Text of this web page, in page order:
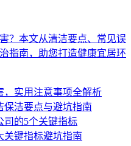
？本文从清洁要点、常见误
指南，助您打造健康宜居环
，实用注意事项全解析
保洁要点与避坑指南
司的5个关键指标
关键指标避坑指南